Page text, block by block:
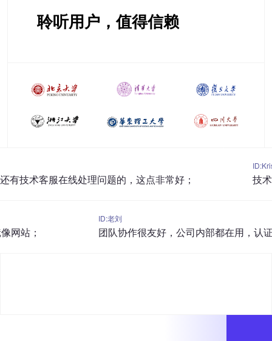
聆听用户，值得信赖
线处理问题的，这点非常好； 技术支持很快，
团队协作很友好，公司内部都在用，认证还有95折